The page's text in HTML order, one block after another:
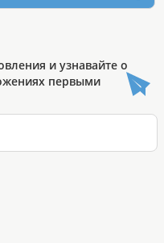
и узнавайте о
первыми